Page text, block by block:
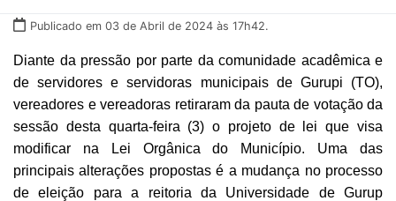
Publicado em 03 de Abril de 2024 às 17h42.
Diante da pressão por parte da comunidade acadêmica e
de servidores e servidoras municipais de Gurupi (TO),
vereadores e vereadoras retiraram da pauta de votação da
sessão desta quarta-feira (3) o projeto de lei que visa
modificar na Lei Orgânica do Município. Uma das
principais alterações propostas é a mudança no processo
de eleição para a reitoria da Universidade de Gurup